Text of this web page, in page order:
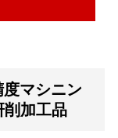
マシニン
削加工品